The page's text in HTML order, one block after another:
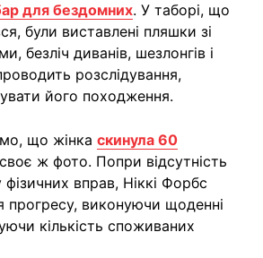
для бездомних. У таборі, що
були виставлені пляшки зі
безліч диванів, шезлонгів і
розслідування,
його походження.
що жінка скинула 60
ж фото. Попри відсутність
вправ, Ніккі Форбс
прогресу, виконуючи щоденні
кількість споживаних